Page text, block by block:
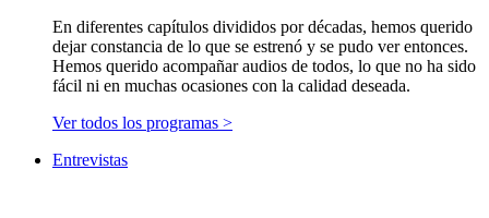
En diferentes capítulos divididos por décadas, hemos querido
dejar constancia de lo que se estrenó y se pudo ver entonces.
Hemos querido acompañar audios de todos, lo que no ha sido
fácil ni en muchas ocasiones con la calidad deseada.
Ver todos los programas >
Entrevistas